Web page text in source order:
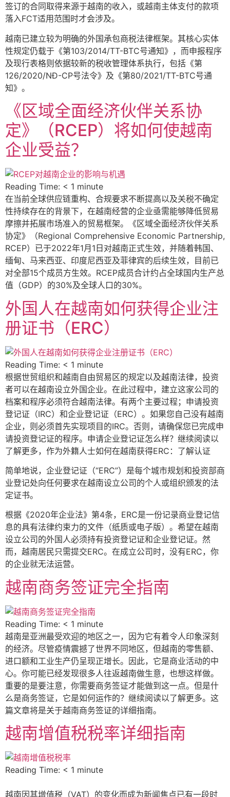
签订的合同取得来源于越南的收入，或越南主体支付的款项
落入FCT适用范围时才会涉及。
越南已建立较为明确的外国承包商税法律框架。其核心实体
性规定仍载于《第103/2014/TT-BTC号通知》，而申报程序
及现行表格则依据较新的税收管理体系执行，包括《第
126/2020/NĐ-CP号法令》及《第80/2021/TT-BTC号通
知》。
《区域全面经济伙伴关系协
定》（RCEP）将如何使越南
企业受益？
Reading Time: < 1 minute
在当前全球供应链重构、合规要求不断提高以及关税不确定
性持续存在的背景下，在越南经营的企业亟需能够降低贸易
摩擦并拓展市场准入的贸易框架。《区域全面经济伙伴关系
协定》（Regional Comprehensive Economic Partnership,
RCEP）已于2022年1月1日对越南正式生效，并随着韩国、
缅甸、马来西亚、印度尼西亚及菲律宾的后续生效，目前已
对全部15个成员方生效。RCEP成员合计约占全球国内生产总
值（GDP）的30%及全球人口的30%。
外国人在越南如何获得企业注
册证书（ERC）
Reading Time: < 1 minute
根据世贸组织和越南自由贸易区的规定以及越南法律，投资
者可以在越南设立外国企业。在此过程中，建立这家公司的
档案和程序必须符合越南法律。有两个主要过程；申请投资
登记证（IRC）和企业登记证（ERC）。如果您自己没有越南
企业，则必须首先实现项目的IRC。否则，请确保您已完成申
请投资登记证的程序。申请企业登记证怎么样？继续阅读以
了解更多，作为外籍人士如何在越南获得ERC：了解认证
简单地说，企业登记证（“ERC”）是每个城市规划和投资部商
业登记处向任何要求在越南设立公司的个人或组织颁发的法
定证书。
根据《2020年企业法》第4条，ERC是一份记录商业登记信
息的具有法律约束力的文件（纸质或电子版）。希望在越南
设立公司的外国人必须持有投资登记证和企业登记证。然
而，越南居民只需提交ERC。在成立公司时，没有ERC，你
的企业就无法运营。
越南商务签证完全指南
Reading Time: < 1 minute
越南是亚洲最受欢迎的地区之一，因为它有着令人印象深刻
的经济。尽管疫情震撼了世界不同地区，但越南的零售额、
进口额和工业生产仍呈现正增长。因此，它是商业活动的中
心。你可能已经发现很多人往返越南做生意，也想这样做。
重要的是要注意，你需要商务签证才能做到这一点。但是什
么是商务签证，它是如何运作的？继续阅读以了解更多。这
篇文章将是关于越南商务签证的详细指南。
越南增值税税率详细指南
Reading Time: < 1 minute
越南因其增值税（VAT）的变化而成为新闻焦点已有一段时